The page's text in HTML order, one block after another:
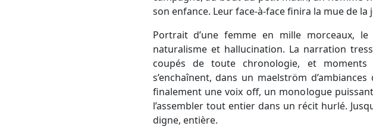
son enfance. Leur face-à-face finira la mue de la
Portrait d’une femme en mille morceaux,
naturalisme et hallucination. La narration
coupés de toute chronologie, et moments
s’enchaînent, dans un maelström
finalement une voix off, un monologue
l’assembler tout entier dans un récit hurlé.
digne, entière.